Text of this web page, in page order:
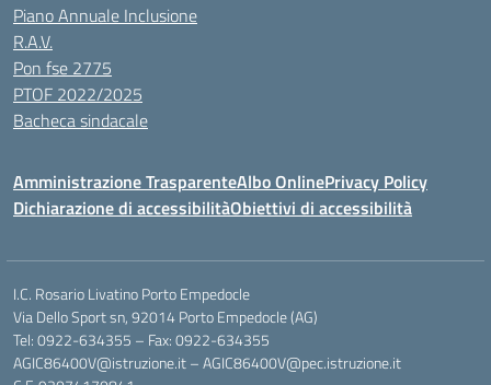
Piano Annuale Inclusione
R.A.V.
Pon fse 2775
PTOF 2022/2025
Bacheca sindacale
Amministrazione TrasparenteAlbo OnlinePrivacy Policy
Dichiarazione di accessibilitàObiettivi di accessibilità
I.C. Rosario Livatino Porto Empedocle
Via Dello Sport sn, 92014 Porto Empedocle (AG)
Tel: 0922-634355 – Fax: 0922-634355
AGIC86400V@istruzione.it–AGIC86400V@pec.istruzione.it